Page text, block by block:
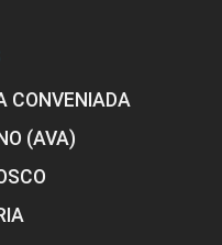
CONVENIADA
(AVA)